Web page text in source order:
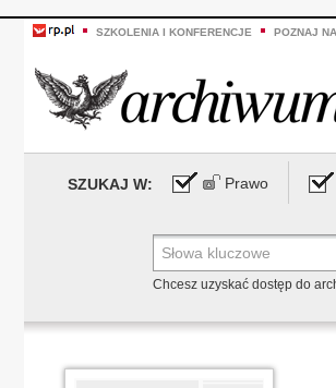
SZKOLENIA I KONFERENCJE POZNAJ
SZUKAJ W: Prawo
Chcesz uzyskać dostęp do